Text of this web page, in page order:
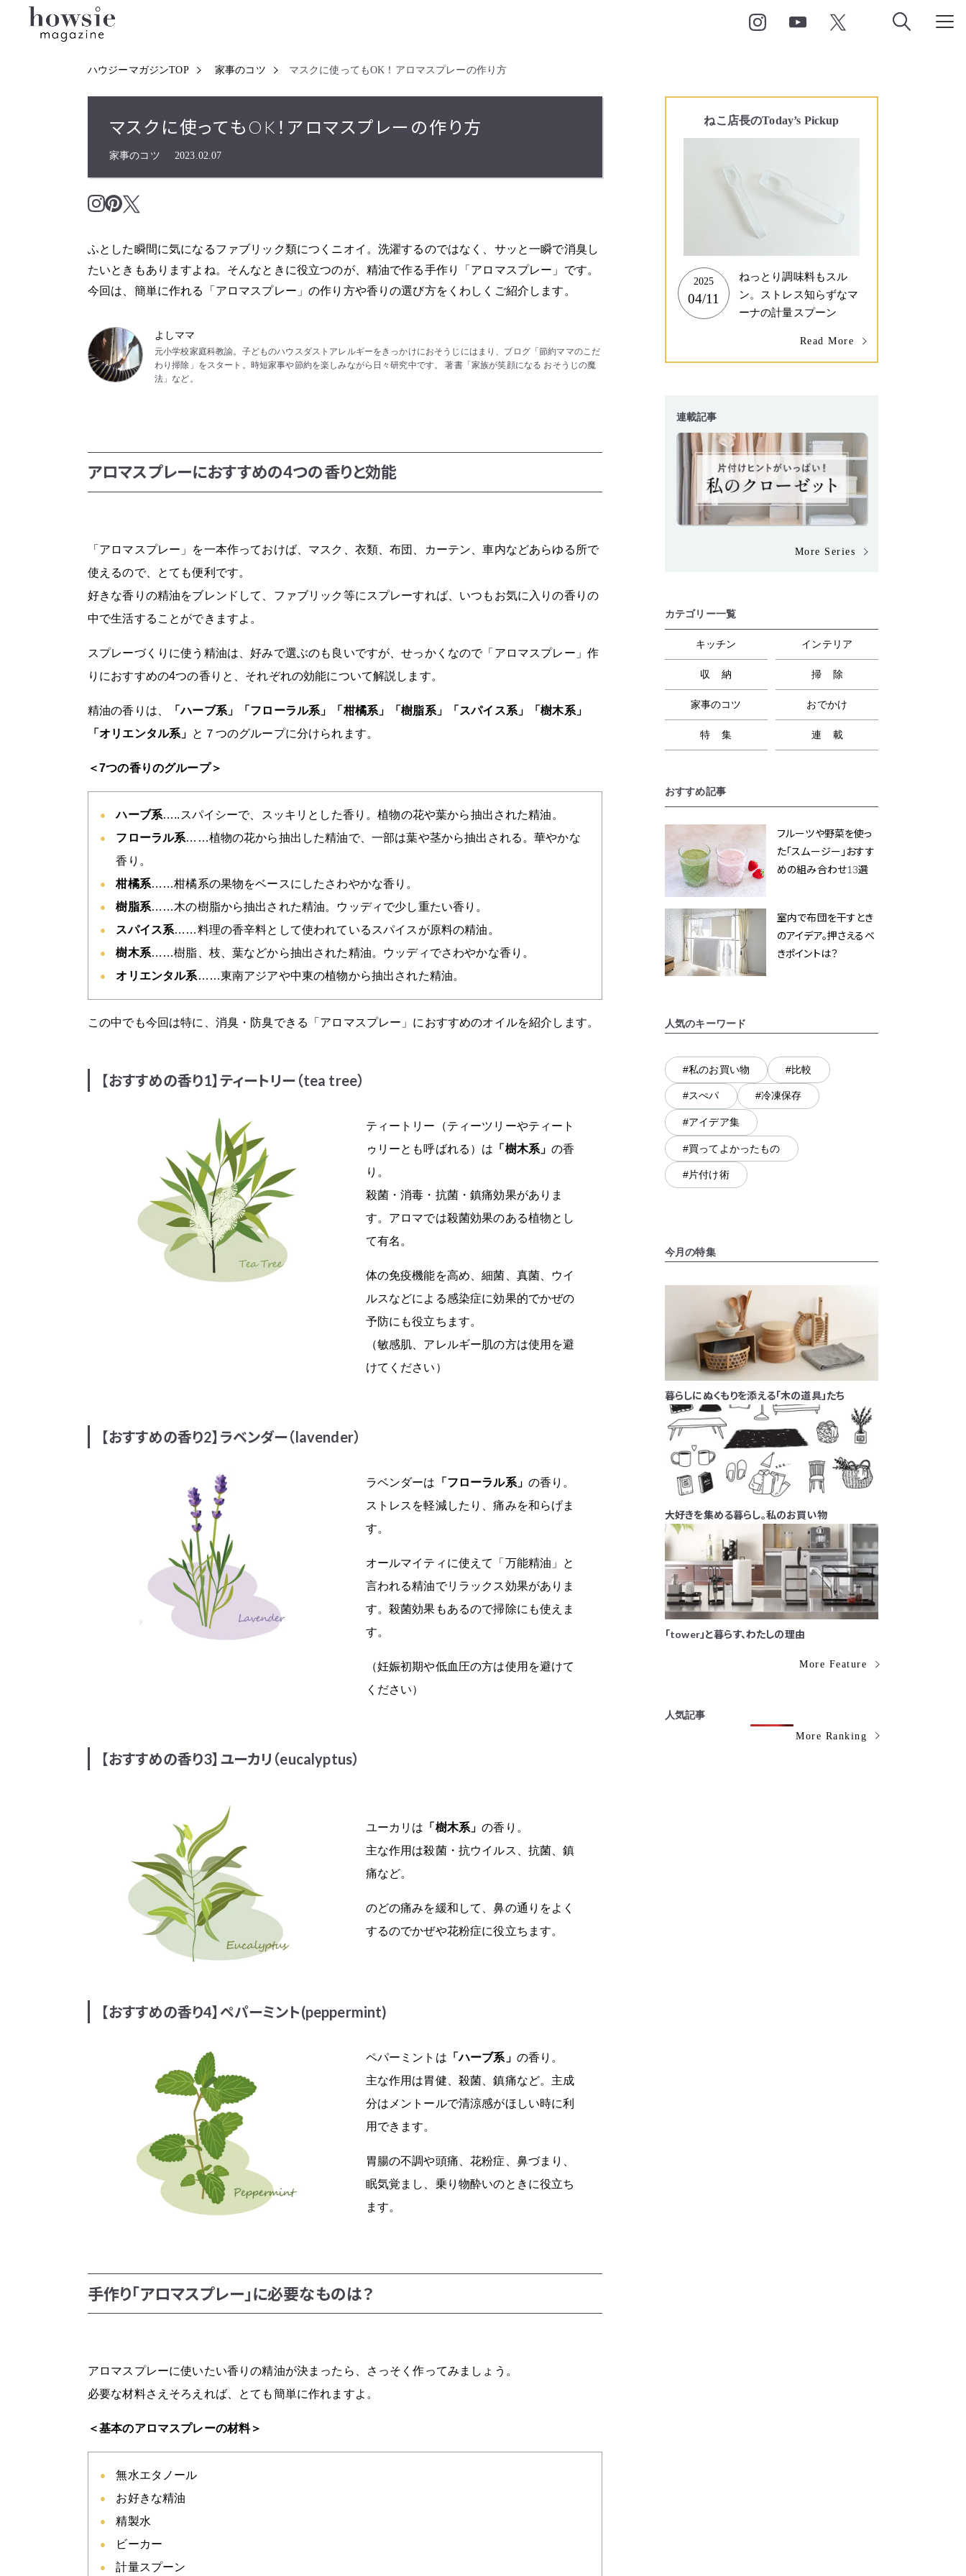
ハウジーマガジンTOP 家事のコツ マスクに使ってもOK！アロマスプレーの作り方
マスクに使ってもOK！アロマスプレーの作り方
家事のコツ 2023.02.07
ふとした瞬間に気になるファブリック類につくニオイ。洗濯するのではなく、サッと一瞬で消臭し
たいときもありますよね。そんなときに役立つのが、精油で作る手作り「アロマスプレー」です。
今回は、簡単に作れる「アロマスプレー」の作り方や香りの選び方をくわしくご紹介します。
よしママ
元小学校家庭科教諭。子どものハウスダストアレルギーをきっかけにおそうじにはまり、ブログ「節約ママのこだ
わり掃除」をスタート。時短家事や節約を楽しみながら日々研究中です。 著書「家族が笑顔になる おそうじの魔
法」など。
アロマスプレーにおすすめの4つの香りと効能
「アロマスプレー」を一本作っておけば、マスク、衣類、布団、カーテン、車内などあらゆる所で
使えるので、とても便利です。
好きな香りの精油をブレンドして、ファブリック等にスプレーすれば、いつもお気に入りの香りの
中で生活することができますよ。
スプレーづくりに使う精油は、好みで選ぶのも良いですが、せっかくなので「アロマスプレー」作
りにおすすめの4つの香りと、それぞれの効能について解説します。
精油の香りは、
「ハーブ系」「フローラル系」「柑橘系」「樹脂系」「スパイス系」「樹木系」
「オリエンタル系」 と７つのグループに分けられます。
＜7つの香りのグループ＞
ハーブ系…..スパイシーで、スッキリとした香り。植物の花や葉から抽出された精油。
フローラル系……植物の花から抽出した精油で、一部は葉や茎から抽出される。華やかな
香り。
柑橘系……柑橘系の果物をベースにしたさわやかな香り。
樹脂系……木の樹脂から抽出された精油。ウッディで少し重たい香り。
スパイス系……料理の香辛料として使われているスパイスが原料の精油。
樹木系……樹脂、枝、葉などから抽出された精油。ウッディでさわやかな香り。
オリエンタル系……東南アジアや中東の植物から抽出された精油。
この中でも今回は特に、消臭・防臭できる「アロマスプレー」におすすめのオイルを紹介します。
【おすすめの香り1】ティートリー（tea tree）
ティートリー（ティーツリーやティート
ゥリーとも呼ばれる）は 「樹木系」の香
り。
殺菌・消毒・抗菌・鎮痛効果がありま
す。アロマでは殺菌効果のある植物とし
て有名。
体の免疫機能を高め、細菌、真菌、ウイ
ルスなどによる感染症に効果的でかぜの
予防にも役立ちます。
（敏感肌、アレルギー肌の方は使用を避
けてください）
【おすすめの香り2】ラベンダー（lavender）
ラベンダーは 「フローラル系」 の香り。
ストレスを軽減したり、痛みを和らげま
す。
オールマイティに使えて「万能精油」と
言われる精油でリラックス効果がありま
す。殺菌効果もあるので掃除にも使えま
す。
（妊娠初期や低血圧の方は使用を避けて
ください）
【おすすめの香り3】ユーカリ（eucalyptus）
ユーカリは 「樹木系」の香り。
主な作用は殺菌・抗ウイルス、抗菌、鎮
痛など。
のどの痛みを緩和して、鼻の通りをよく
するのでかぜや花粉症に役立ちます。
【おすすめの香り4】ペパーミント(peppermint)
ペパーミントは 「ハーブ系」 の香り。
主な作用は胃健、殺菌、鎮痛など。主成
分はメントールで清涼感がほしい時に利
用できます。
胃腸の不調や頭痛、花粉症、鼻づまり、
眠気覚まし、乗り物酔いのときに役立ち
ます。
手作り「アロマスプレー」に必要なものは？
アロマスプレーに使いたい香りの精油が決まったら、さっそく作ってみましょう。
必要な材料さえそろえれば、とても簡単に作れますよ。
＜基本のアロマスプレーの材料＞
無水エタノール
お好きな精油
精製水
ビーカー
計量スプーン
ねこ店長のToday’s Pickup
2025
04/11
ねっとり調味料もスル
ン。ストレス知らずなマ
ーナの計量スプーン
Read More
連載記事
More Series
カテゴリー一覧
キッチン インテリア
収納 掃除
家事のコツ おでかけ
特集 連載
おすすめ記事
フルーツや野菜を使っ
た「スムージー」おすす
めの組み合わせ13選
室内で布団を干すとき
のアイデア。押さえるべ
きポイントは？
人気のキーワード
#私のお買い物 #比較
#スぺパ #冷凍保存
#アイデア集
#買ってよかったもの
#片付け術
今月の特集
暮らしにぬくもりを添える「木の道具」たち
大好きを集める暮らし。私のお買い物
「tower」と暮らす、わたしの理由
More Feature
人気記事
More Ranking